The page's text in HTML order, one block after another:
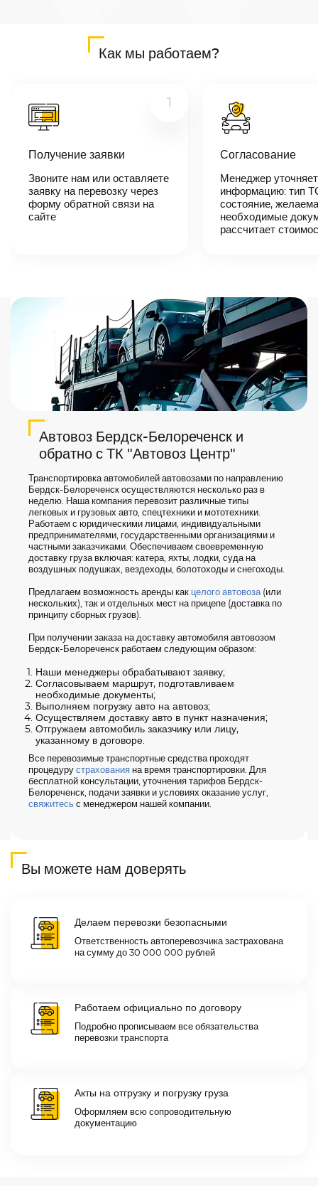
В течении 10
логист
вами,
согласует
детали
автоперевозки,
назовет
Как мы работаем?
1
Получение заявки
Звоните нам или оставляете
заявку на перевозку через
форму обратной связи на
сайте
Согласование
Менеджер уточняет
информацию: тип
состояние,
необходимые
рассчитает
Автовоз Бердск-Белореченск и
обратно с ТК "Автовоз Центр"
Транспортировка автомобилей автовозами по направлению
Бердск-Белореченск осуществляются несколько раз в
неделю. Наша компания перевозит различные типы
легковых и грузовых авто, спецтехники и мототехники.
Работаем с юридическими лицами, индивидуальными
предпринимателями, государственными организациями и
частными заказчиками. Обеспечиваем своевременную
доставку груза включая: катера, яхты, лодки, суда на
воздушных подушках, вездеходы, болотоходы и снегоходы.
Предлагаем возможность аренды как целого автовоза(или
нескольких), так и отдельных мест на прицепе (доставка по
принципу сборных грузов).
При получении заказа на доставку автомобиля автовозом
Бердск-Белореченск работаем следующим образом:
Наши менеджеры обрабатывают заявку;
Согласовываем маршрут, подготавливаем
необходимые документы;
Выполняем погрузку авто на автовоз;
Осуществляем доставку авто в пункт назначения;
Отгружаем автомобиль заказчику или лицу,
указанному в договоре.
Все перевозимые транспортные средства проходят
процедуру страхования на время транспортировки. Для
бесплатной консультации, уточнения тарифов Бердск-
Белореченск, подачи заявки и условиях оказание услуг,
свяжитесь с менеджером нашей компании.
Вы можете нам доверять
Делаем перевозки безопасными
Ответственность автоперевозчика застрахована
на сумму до 30 000 000 рублей
Работаем официально по договору
Подробно прописываем все обязательства
перевозки транспорта
Акты на отгрузку и погрузку груза
Оформляем всю сопроводительную
документацию